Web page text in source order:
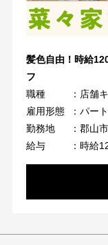
髪色自由！時給
フ
職種
：店舗
雇用形態
：パー
勤務地
：郡山市
給与
：時給